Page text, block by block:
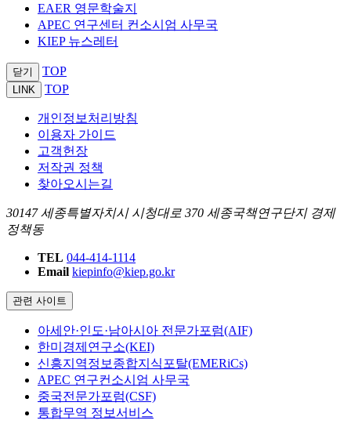
EAER 영문학술지
APEC 연구센터 컨소시엄 사무국
KIEP 뉴스레터
닫기 TOP
LINK TOP
개인정보처리방침
이용자 가이드
고객헌장
저작권 정책
찾아오시는길
30147 세종특별자치시 시청대로 370 세종국책연구단지 경제
정책동
TEL 044-414-1114
Email kiepinfo@kiep.go.kr
관련 사이트
아세안·인도·남아시아 전문가포럼(AIF)
한미경제연구소(KEI)
신흥지역정보종합지식포탈(EMERiCs)
APEC 연구컨소시엄 사무국
중국전문가포럼(CSF)
통합무역 정보서비스